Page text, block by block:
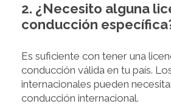
2. ¿Necesito alguna
conducción
Es suficiente con tener una
conducción válida en tu país.
internacionales pueden
conducción internacional.